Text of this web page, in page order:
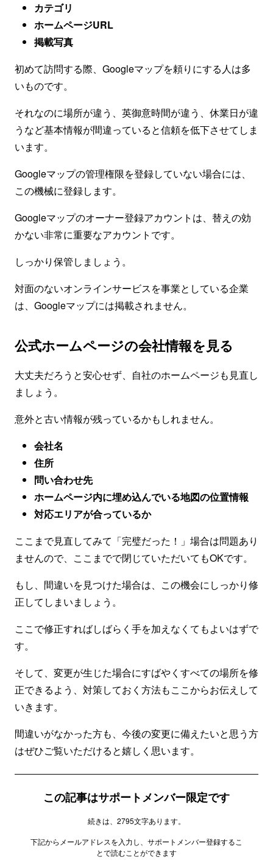
カテゴリ
ホームページURL
掲載写真
初めて訪問する際、Googleマップを頼りにする人は多
いものです。
それなのに場所が違う、英御意時間が違う、休業日が違
うなど基本情報が間違っていると信頼を低下させてしま
います。
Googleマップの管理権限を登録していない場合には、
この機械に登録します。
Googleマップのオーナー登録アカウントは、替えの効
かない非常に重要なアカウントです。
しっかり保管しましょう。
対面のないオンラインサービスを事業としている企業
は、Googleマップには掲載されません。
公式ホームページの会社情報を見る
大丈夫だろうと安心せず、自社のホームページも見直し
ましょう。
意外と古い情報が残っているかもしれません。
会社名
住所
問い合わせ先
ホームページ内に埋め込んでいる地図の位置情報
対応エリアが合っているか
ここまで見直してみて「完璧だった！」場合は問題あり
ませんので、ここまでで閉じていただいてもOKです。
もし、間違いを見つけた場合は、この機会にしっかり修
正してしまいましょう。
ここで修正すればしばらく手を加えなくてもよいはずで
す。
そして、変更が生じた場合にすばやくすべての場所を修
正できるよう、対策しておく方法もここからお伝えして
いきます。
間違いがなかった方も、今後の変更に備えたいと思う方
はぜひご覧いただけると嬉しく思います。
この記事はサポートメンバー限定です
続きは、2795文字あります。
下記からメールアドレスを入力し、サポートメンバー登録するこ
とで読むことができます